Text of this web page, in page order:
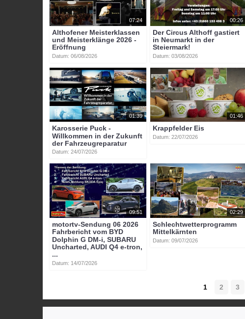
07:24
Althofener Meisterklassen
und Meisterklänge 2026 -
Eröffnung
Datum: 06/08/2026
00:26
Der Circus Althoff gastiert
in Neumarkt in der
Steiermark!
Datum: 03/08/2026
01:39
Karosserie Puck -
Willkommen in der Zukunft
der Fahrzeugreparatur
Datum: 24/07/2026
01:46
Krappfelder Eis
Datum: 22/07/2026
09:51
motortv-Sendung 06 2026
Fahrbericht vom BYD
Dolphin G DM-i, SUBARU
Uncharted, AUDI Q4 e-tron,
...
Datum: 14/07/2026
02:29
Schlechtwetterprogramm
Mittelkärnten
Datum: 09/07/2026
1 2 3